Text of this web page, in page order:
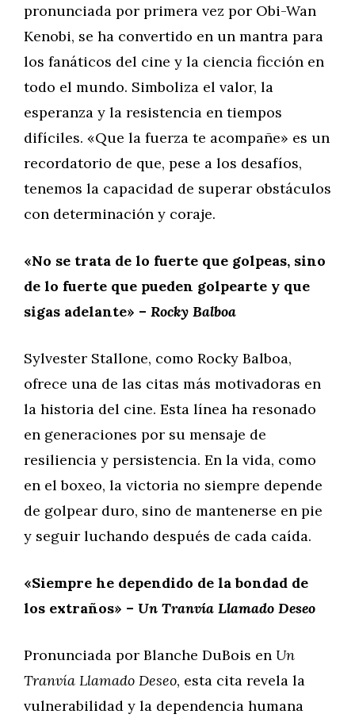
pronunciada por primera vez por Obi-Wan
Kenobi, se ha convertido en un mantra para
los fanáticos del cine y la ciencia ficción en
todo el mundo. Simboliza el valor, la
esperanza y la resistencia en tiempos
difíciles. «Que la fuerza te acompañe» es un
recordatorio de que, pese a los desafíos,
tenemos la capacidad de superar obstáculos
con determinación y coraje.
«No se trata de lo fuerte que golpeas, sino
de lo fuerte que pueden golpearte y que
sigas adelante» – Rocky Balboa
Sylvester Stallone, como Rocky Balboa,
ofrece una de las citas más motivadoras en
la historia del cine. Esta línea ha resonado
en generaciones por su mensaje de
resiliencia y persistencia. En la vida, como
en el boxeo, la victoria no siempre depende
de golpear duro, sino de mantenerse en pie
y seguir luchando después de cada caída.
«Siempre he dependido de la bondad de
los extraños» – Un Tranvía Llamado Deseo
Pronunciada por Blanche DuBois en Un
Tranvía Llamado Deseo, esta cita revela la
vulnerabilidad y la dependencia humana